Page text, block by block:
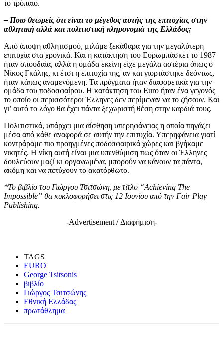
το τρόπαιο.
– Ποιο θεωρείς ότι είναι το μέγεθος αυτής της επιτυχίας στην
αθλητική αλλά και πολιτιστική κληρονομιά της Ελλάδος;
Από άποψη αθλητισμού, μιλάμε ξεκάθαρα για την μεγαλύτερη
επιτυχία στα χρονικά. Και η κατάκτηση του Ευρωμπάσκετ το 1987
ήταν σπουδαία, αλλά η ομάδα εκείνη είχε μεγάλα αστέρια όπως ο
Νίκος Γκάλης, κι έτσι η επιτυχία της, αν και γιορτάστηκε δεόντως,
ήταν κάπως αναμενόμενη. Τα πράγματα ήταν διαφορετικά για την
ομάδα του ποδοσφαίρου. Η κατάκτηση του Euro ήταν ένα γεγονός
το οποίο οι περισσότεροι Έλληνες δεν περίμεναν να το ζήσουν. Και
γι’ αυτό το λόγο θα έχει πάντα ξεχωριστή θέση στην καρδιά τους.
Πολιτιστικά, υπάρχει μια αίσθηση υπερηφάνειας η οποία πηγάζει
μέσα από κάθε αναφορά σε αυτήν την επιτυχία. Υπερηφάνεια γιατί
κοντράραμε πιο προηγμένες ποδοσφαιρικά χώρες και βγήκαμε
νικητές. Η νίκη αυτή είναι μια υπενθύμιση πως όταν οι Έλληνες
δουλεύουν μαζί κι οργανωμένα, μπορούν να κάνουν τα πάντα,
ακόμη και να πετύχουν το ακατόρθωτο.
*Το βιβλίο του Γιώργου Τσιτσώνη, με τίτλο “Achieving The
Impossible” θα κυκλοφορήσει στις 12 Ιουνίου από την FairPlay
Publishing.
-Advertisement / Διαφήμιση-
TAGS
EURO
George Tsitsonis
βιβλίο
Γιώργος Τσιτσώνης
Εθνική Ελλάδας
πρωτάθλημα